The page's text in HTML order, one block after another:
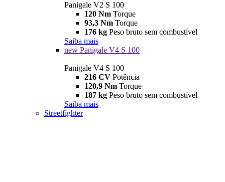
Panigale V2 S 100
120 Nm Torque
93,3 Nm Torque
176 kg Peso bruto sem combustível
Saiba mais
new Panigale V4 S 100
Panigale V4 S 100
216 CV Potência
120,9 Nm Torque
187 kg Peso bruto sem combustível
Saiba mais
Streetfighter